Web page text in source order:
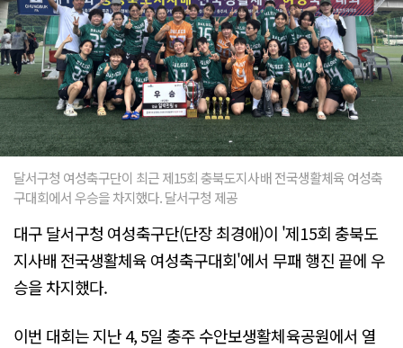
달서구청 여성축구단이 최근 제15회 충북도지사배 전국생활체육 여성축
구대회에서 우승을 차지했다. 달서구청 제공
대구 달서구청 여성축구단(단장 최경애)이 '제15회 충북도
지사배 전국생활체육 여성축구대회'에서 무패 행진 끝에 우
승을 차지했다.
이번 대회는 지난 4, 5일 충주 수안보생활체육공원에서 열